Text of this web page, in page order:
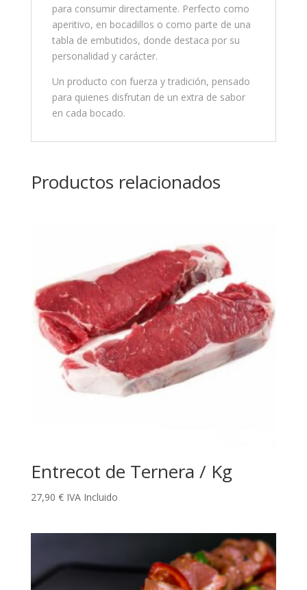
para consumir directamente. Perfecto como
aperitivo, en bocadillos o como parte de una
tabla de embutidos, donde destaca por su
personalidad y carácter.
Un producto con fuerza y tradición, pensado
para quienes disfrutan de un extra de sabor
en cada bocado.
Productos relacionados
Entrecot de Ternera / Kg
27,90 € IVA Incluido